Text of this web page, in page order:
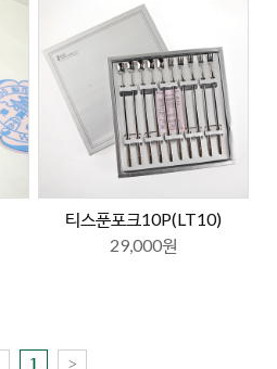
티스푼포크10P(LT10)
29,000원
1 >